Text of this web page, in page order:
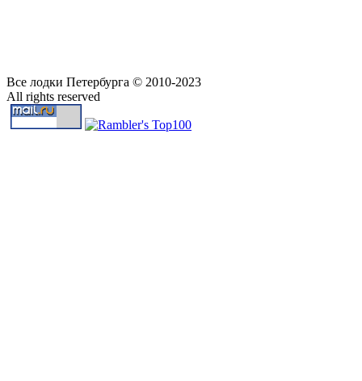
Все лодки Петербурга © 2010-2023
All rights reserved